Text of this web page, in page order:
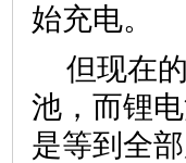
始充电。
但现在
池，而锂
是等到全